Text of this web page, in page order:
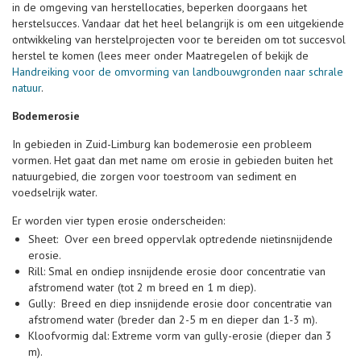
in de omgeving van herstellocaties, beperken doorgaans het
herstelsucces. Vandaar dat het heel belangrijk is om een uitgekiende
ontwikkeling van herstelprojecten voor te bereiden om tot succesvol
herstel te komen (lees meer onder Maatregelen of bekijk de
Handreiking voor de omvorming van landbouwgronden naar schrale
natuur.
Bodemerosie
In gebieden in Zuid-Limburg kan bodemerosie een probleem
vormen. Het gaat dan met name om erosie in gebieden buiten het
natuurgebied, die zorgen voor toestroom van sediment en
voedselrijk water.
Er worden vier typen erosie onderscheiden:
Sheet: Over een breed oppervlak optredende nietinsnijdende
erosie.
Rill: Smal en ondiep insnijdende erosie door concentratie van
afstromend water (tot 2 m breed en 1 m diep).
Gully: Breed en diep insnijdende erosie door concentratie van
afstromend water (breder dan 2-5 m en dieper dan 1-3 m).
Kloofvormig dal: Extreme vorm van gully-erosie (dieper dan 3
m).